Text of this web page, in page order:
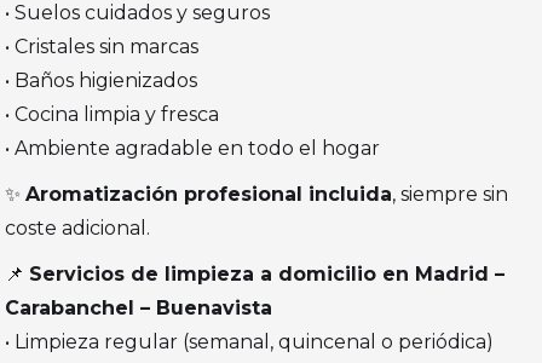
• Suelos cuidados y seguros
• Cristales sin marcas
• Baños higienizados
• Cocina limpia y fresca
• Ambiente agradable en todo el hogar
✨Aromatización profesional incluida, siempre sin
coste adicional.
📌 Servicios de limpieza a domicilio en Madrid –
Carabanchel – Buenavista
• Limpieza regular (semanal, quincenal o periódica)